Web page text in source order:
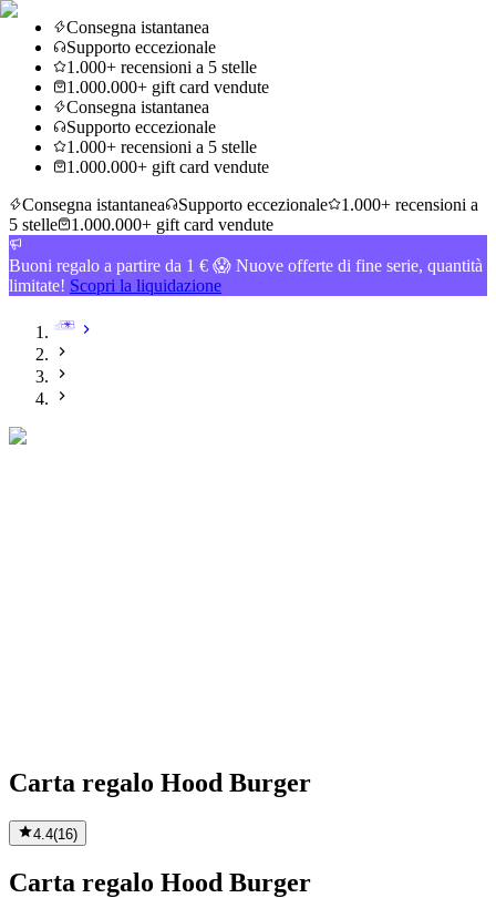
Consegna istantanea
Supporto eccezionale
1.000+ recensioni a 5 stelle
1.000.000+ gift card vendute
Consegna istantanea
Supporto eccezionale
1.000+ recensioni a 5 stelle
1.000.000+ gift card vendute
Consegna istantanea
Supporto eccezionale
1.000+ recensioni a
5 stelle
1.000.000+ gift card vendute
Buoni regalo a partire da 1 € 😱 Nuove offerte di fine serie, quantità
limitate! Scopri la liquidazione
Carta regalo Hood Burger
4.4(16)
Carta regalo Hood Burger